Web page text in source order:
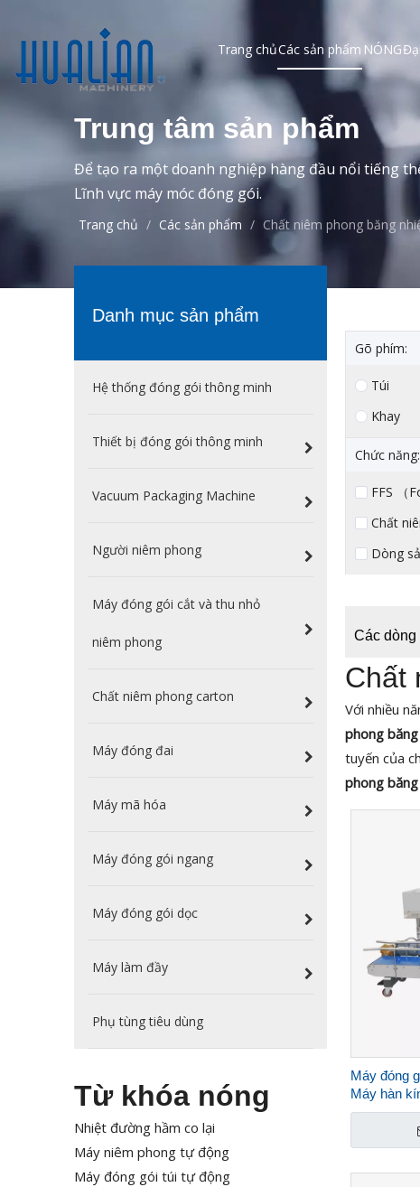
Trang chủCác sản phẩm NÓNG
Trung tâm sản phẩm
Để tạo ra một doanh nghiệp hàng đầu nổi tiếng
Lĩnh vực máy móc đóng gói.
Trang chủ / Các sản phẩm / Chất niêm phong băng
Danh mục sản phẩm
Hệ thống đóng gói thông minh
Thiết bị đóng gói thông minh
Vacuum Packaging Machine
Người niêm phong
Máy đóng gói cắt và thu nhỏ
niêm phong
Chất niêm phong carton
Máy đóng đai
Máy mã hóa
Máy đóng gói ngang
Máy đóng gói dọc
Máy làm đầy
Phụ tùng tiêu dùng
Từ khóa nóng
Nhiệt đường hầm co lại
Máy niêm phong tự động
Máy đóng gói túi tự động
Gõ phím:
Túi
Khay
Chức năng:
FFS （
Chất
Dòng
Các dòng
Chất
Với nhiều
phong
tuyến của
phong
Máy đóng
Máy hàn